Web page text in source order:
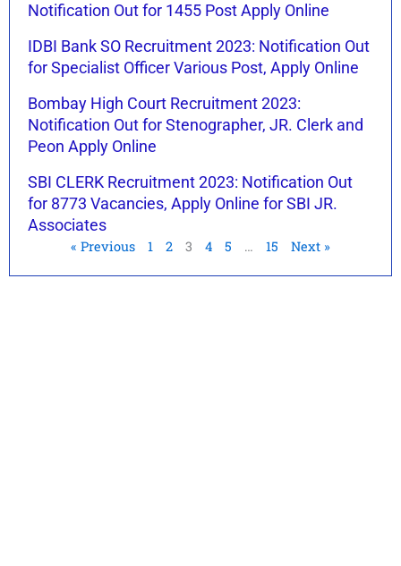
Notification Out for 1455 Post Apply Online
IDBI Bank SO Recruitment 2023: Notification Out
for Specialist Officer Various Post, Apply Online
Bombay High Court Recruitment 2023:
Notification Out for Stenographer, JR. Clerk and
Peon Apply Online
SBI CLERK Recruitment 2023: Notification Out
for 8773 Vacancies, Apply Online for SBI JR.
Associates
« Previous 1 2 3 4 5 … 15 Next »